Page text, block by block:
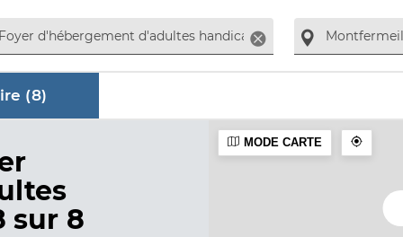
Supprimer
(8)
sur 8
MODE CARTE